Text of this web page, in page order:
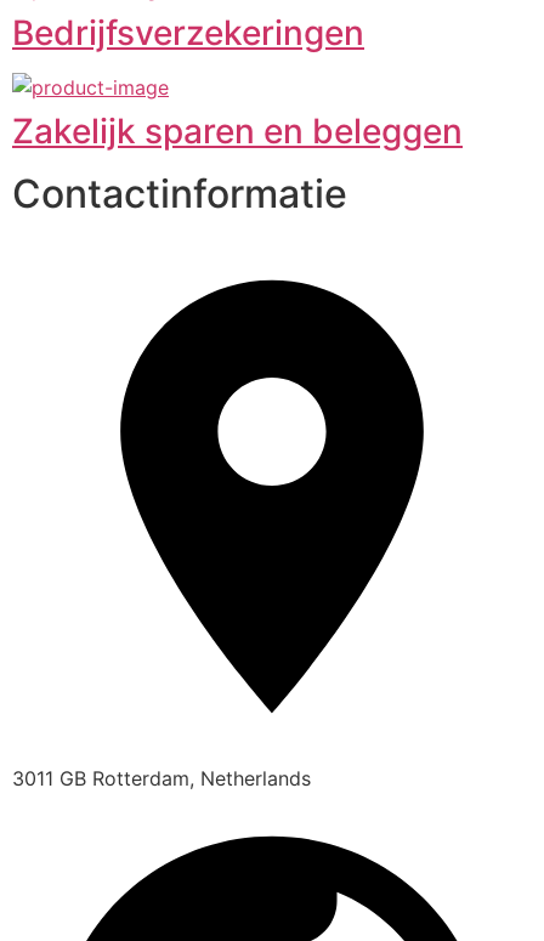
Bedrijfsverzekeringen
Zakelijk sparen en beleggen
Contactinformatie
3011 GB Rotterdam, Netherlands